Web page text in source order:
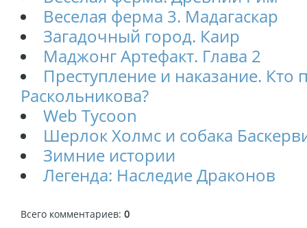
Веселая ферма 3. Мадагаскар
Загадочный город. Каир
Маджонг Артефакт. Глава 2
Преступление и наказание. Кто
Раскольникова?
Web Tycoon
Шерлок Холмс и собака
Зимние истории
Легенда: Наследие Драконов
Всего комментариев: 0